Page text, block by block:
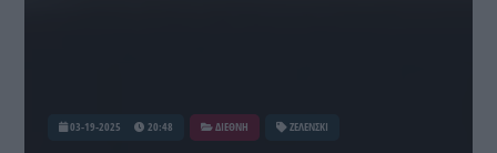
03-19-2025 20:48 ΔΙΕΘΝΗ ΖΕΛΕΝΣΚΙ